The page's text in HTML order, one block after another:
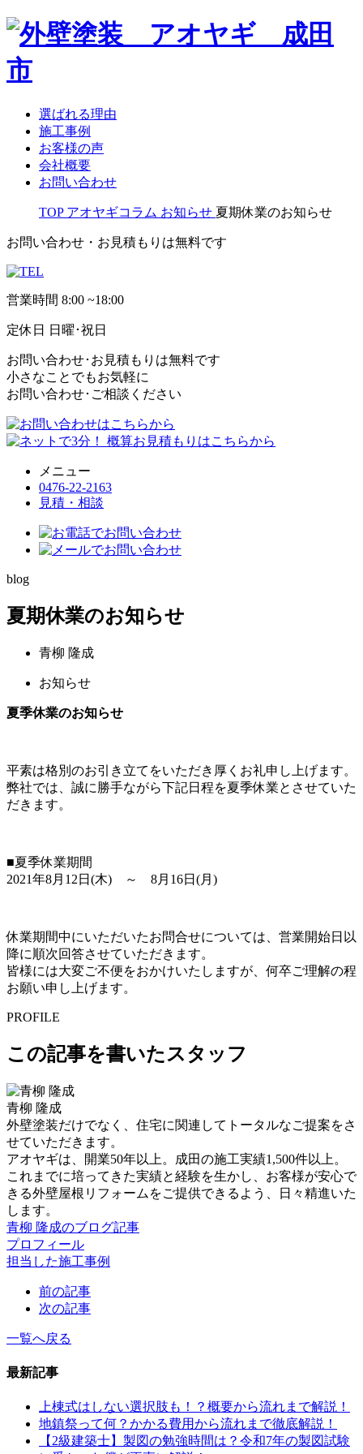
選ばれる理由
施工事例
お客様の声
会社概要
お問い合わせ
TOP アオヤギコラム お知らせ 夏期休業のお知らせ
お問い合わせ・お見積もりは無料です
営業時間 8:00 ~18:00
定休日 日曜･祝日
お問い合わせ･お見積もりは無料です
小さなことでもお気軽に
お問い合わせ･ご相談ください
メニュー
0476-22-2163
見積・相談
blog
夏期休業のお知らせ
青柳 隆成
お知らせ
夏季休業のお知らせ
平素は格別のお引き立てをいただき厚くお礼申し上げます。
弊社では、誠に勝手ながら下記日程を夏季休業とさせていた
だきます。
■夏季休業期間
2021年8月12日(木) ～ 8月16日(月)
休業期間中にいただいたお問合せについては、営業開始日以
降に順次回答させていただきます。
皆様には大変ご不便をおかけいたしますが、何卒ご理解の程
お願い申し上げます。
PROFILE
この記事を書いたスタッフ
青柳 隆成
外壁塗装だけでなく、住宅に関連してトータルなご提案をさ
せていただきます。
アオヤギは、開業50年以上。成田の施工実績1,500件以上。
これまでに培ってきた実績と経験を生かし、お客様が安心で
きる外壁屋根リフォームをご提供できるよう、日々精進いた
します。
青柳 隆成のブログ記事
プロフィール
担当した施工事例
前の記事
次の記事
一覧へ戻る
最新記事
上棟式はしない選択肢も！？概要から流れまで解説！
地鎮祭って何？かかる費用から流れまで徹底解説！
【2級建築士】製図の勉強時間は？令和7年の製図試験